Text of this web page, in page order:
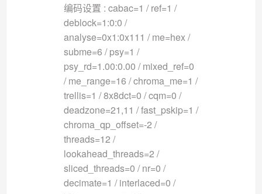
编码设置 : cabac=1 / ref=1 /
deblock=1:0:0 /
analyse=0x1:0x111 / me=hex /
subme=6 / psy=1 /
psy_rd=1.00:0.00 / mixed_ref=0
/ me_range=16 / chroma_me=1 /
trellis=1 / 8x8dct=0 / cqm=0 /
deadzone=21,11 / fast_pskip=1 /
chroma_qp_offset=-2 /
threads=12 /
lookahead_threads=2 /
sliced_threads=0 / nr=0 /
decimate=1 / interlaced=0 /